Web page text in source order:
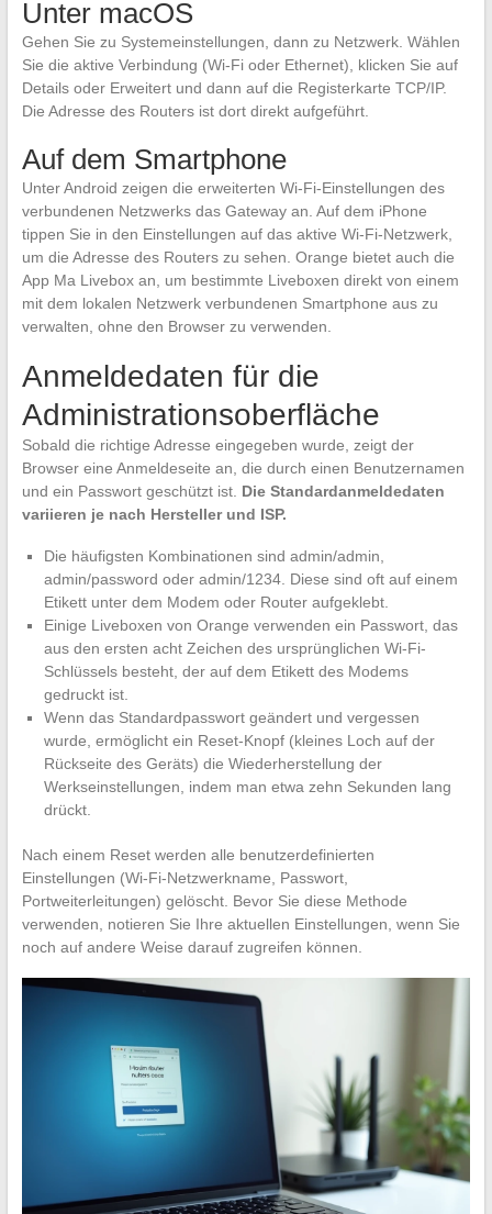
Unter macOS
Gehen Sie zu Systemeinstellungen, dann zu Netzwerk. Wählen
Sie die aktive Verbindung (Wi-Fi oder Ethernet), klicken Sie auf
Details oder Erweitert und dann auf die Registerkarte TCP/IP.
Die Adresse des Routers ist dort direkt aufgeführt.
Auf dem Smartphone
Unter Android zeigen die erweiterten Wi-Fi-Einstellungen des
verbundenen Netzwerks das Gateway an. Auf dem iPhone
tippen Sie in den Einstellungen auf das aktive Wi-Fi-Netzwerk,
um die Adresse des Routers zu sehen. Orange bietet auch die
App Ma Livebox an, um bestimmte Liveboxen direkt von einem
mit dem lokalen Netzwerk verbundenen Smartphone aus zu
verwalten, ohne den Browser zu verwenden.
Anmeldedaten für die
Administrationsoberfläche
Sobald die richtige Adresse eingegeben wurde, zeigt der
Browser eine Anmeldeseite an, die durch einen Benutzernamen
und ein Passwort geschützt ist. Die Standardanmeldedaten
variieren je nach Hersteller und ISP.
Die häufigsten Kombinationen sind admin/admin,
admin/password oder admin/1234. Diese sind oft auf einem
Etikett unter dem Modem oder Router aufgeklebt.
Einige Liveboxen von Orange verwenden ein Passwort, das
aus den ersten acht Zeichen des ursprünglichen Wi-Fi-
Schlüssels besteht, der auf dem Etikett des Modems
gedruckt ist.
Wenn das Standardpasswort geändert und vergessen
wurde, ermöglicht ein Reset-Knopf (kleines Loch auf der
Rückseite des Geräts) die Wiederherstellung der
Werkseinstellungen, indem man etwa zehn Sekunden lang
drückt.
Nach einem Reset werden alle benutzerdefinierten
Einstellungen (Wi-Fi-Netzwerkname, Passwort,
Portweiterleitungen) gelöscht. Bevor Sie diese Methode
verwenden, notieren Sie Ihre aktuellen Einstellungen, wenn Sie
noch auf andere Weise darauf zugreifen können.